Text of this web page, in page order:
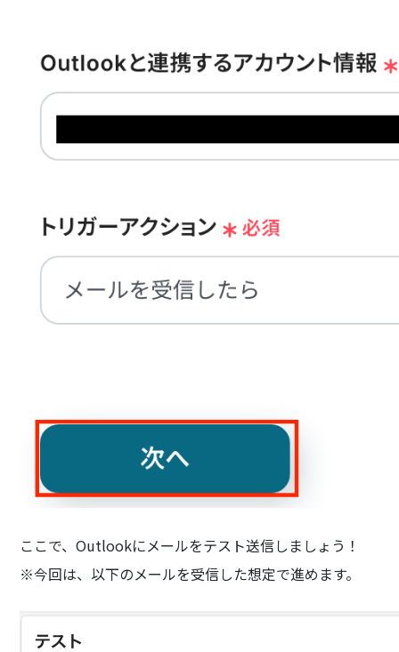
ここで、Outlookにメールをテスト送信しましょう！
※今回は、以下のメールを受信した想定で進めます。